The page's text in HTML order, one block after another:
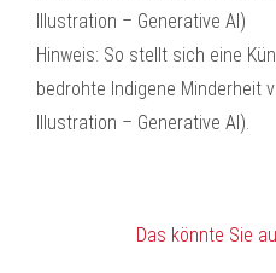
Illustration – Generative AI)
Hinweis: So stellt sich eine
bedrohte Indigene Minderheit
Illustration – Generative AI).
Das könnte Sie